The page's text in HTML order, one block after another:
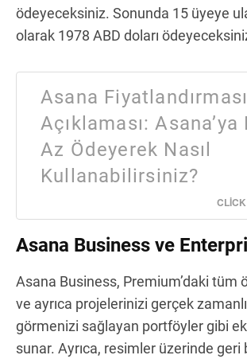
ödeyeceksiniz. Sonunda 15 üyeye
olarak 1978 ABD doları
Asana Fiyatlandırması
Açıklaması: Asana’ya
Az Ödeyerek Nasıl
Kullanabilirsiniz?
Asana Business ve
Asana Business, Premium’daki tüm
ve ayrıca projelerinizi gerçek
görmenizi sağlayan portföyler gibi
sunar. Ayrıca, resimler üzerinde geri